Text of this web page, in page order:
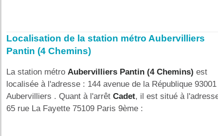
Localisation de la station métro Aubervilliers
Pantin (4 Chemins)
La station métro Aubervilliers Pantin (4 Chemins) est
localisée à l'adresse : 144 avenue de la République 93001
Aubervilliers . Quant à l'arrêt Cadet, il est situé à
65 rue La Fayette 75109 Paris 9ème :